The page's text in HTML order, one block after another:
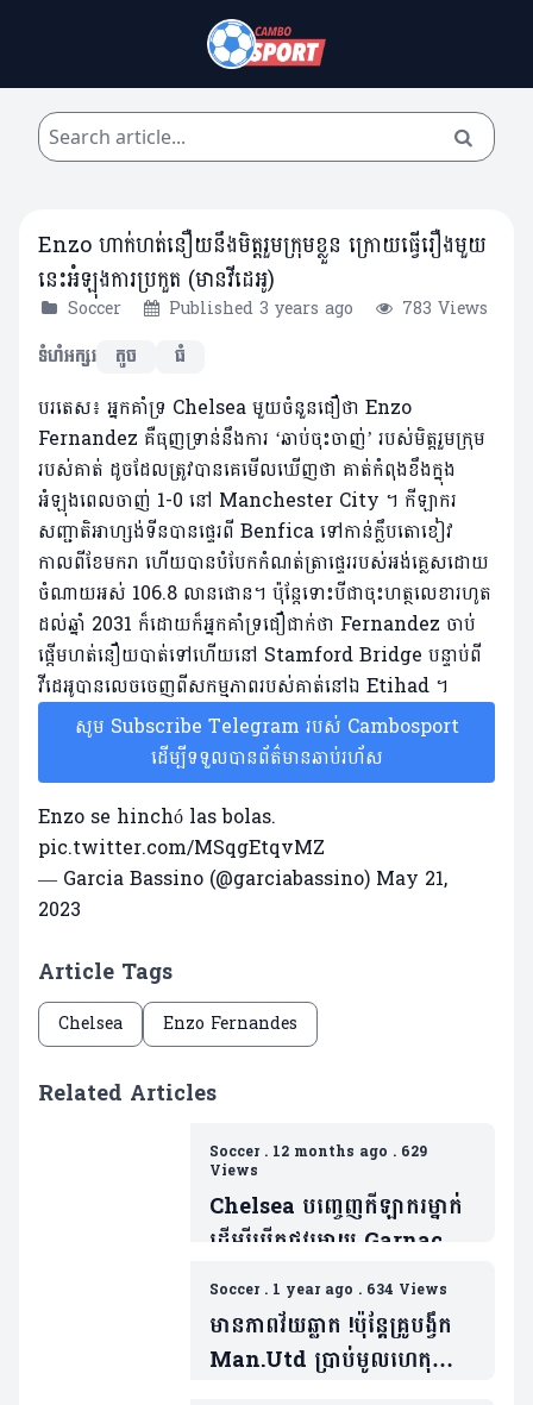
Enzo ហាក់ហត់នឿយនឹងមិត្តរួមក្រុមខ្លួន ក្រោយធ្វើរឿងមួយ
នេះអំឡុងការប្រកួត (មានវីដេអូ)
Soccer Published 3 years ago
783 Views
ទំហំអក្សរ
តូច ធំ
បរតេស៖ អ្នកគាំទ្រ Chelsea មួយចំនួនជឿថា Enzo
Fernandez គឺធុញទ្រាន់នឹងការ ‘ឆាប់ចុះចាញ់’ របស់មិត្តរួមក្រុម
របស់គាត់ ដូចដែលត្រូវបានគេមើលឃើញថា គាត់កំពុងខឹងក្នុង
អំឡុងពេលចាញ់ 1-0 នៅ Manchester City ។ កីឡាករ
សញ្ជាតិអាហ្សង់ទីនបានផ្ទេរពី Benfica ទៅកាន់ក្លឹបតោខៀវ
កាលពីខែមករា ហើយបានបំបែកកំណត់ត្រាផ្ទេររបស់អង់គ្លេសដោយ
ចំណាយអស់ 106.8 លានផោន។ ប៉ុន្តែទោះបីជាចុះហត្ថលេខារហូត
ដល់ឆ្នាំ 2031 ក៏ដោយក៏អ្នកគាំទ្រជឿជាក់ថា Fernandez ចាប់
ផ្តើមហត់នឿយបាត់ទៅហើយនៅ Stamford Bridge បន្ទាប់ពី
វីដេអូបានលេចចេញពីសកម្មភាពរបស់គាត់នៅឯ Etihad ។
សូម Subscribe Telegram របស់ Cambosport
ដើម្បីទទួលបានព័ត៌មានឆាប់រហ័ស
Enzo se hinchó las bolas.
pic.twitter.com/MSqgEtqvMZ
— Garcia Bassino (@garciabassino) May 21,
2023
Article Tags
Chelsea Enzo Fernandes
Related Articles
Soccer. 12 months ago . 629
Views
Chelsea បញ្ចេញកីឡាករម្នាក់
ដើម្បីបើកផ្លូវអោយ Garnacho
ចូលរួមជាមួយ
ពួកគេ(មាន២វីឌេអូ)
Soccer. 1 year ago . 634 Views
មានភាពវ័យឆ្លាត !ប៉ុន្តែគ្រូបង្វឹក
Man.Utd ប្រាប់មូលហេតុ